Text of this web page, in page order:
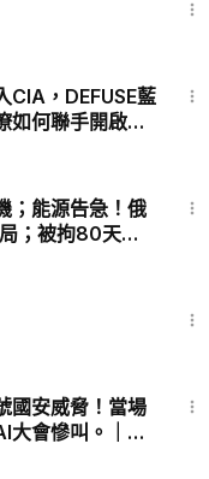
channel/UCpG17Giz
pho/x.
CIA，DEFUSE藍
如何聯手開啟潘
；能源告急！俄
；被拘80天！
】2026.08.08
國安威脅！當場
大會慘叫。｜薇